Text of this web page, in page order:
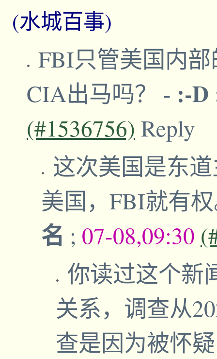
(水城百事)
FBI只管美国内
CIA出马吗？ - :-
(#1536756) Reply
这次美国是东
美国，FBI就有
名 ; 07-08,09:30
你读过这个新
关系，调查从
查是因为被怀